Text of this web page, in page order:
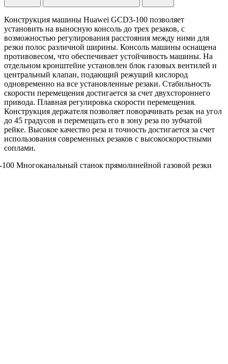
Конструкция машины Huawei GCD3-100 позволяет
установить на выносную консоль до трех резаков, с
возможностью регулирования расстояния между ними для
резки полос различной ширины. Консоль машины оснащена
противовесом, что обеспечивает устойчивость машины. На
отдельном кронштейне установлен блок газовых вентилей и
центральный клапан, подающий режущий кислород
одновременно на все установленные резаки. Стабильность
скорости перемещения достигается за счет двухстороннего
привода. Плавная регулировка скорости перемещения.
Конструкция держателя позволяет поворачивать резак на угол
до 45 градусов и перемещать его в зону реза по зубчатой
рейке. Высокое качество реза и точность достигается за счет
использования современных резаков с высокоскоростными
соплами.